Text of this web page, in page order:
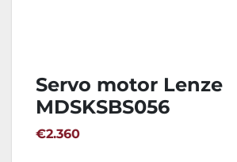
Servo motor Lenze
MDSKSBS056
€2.360